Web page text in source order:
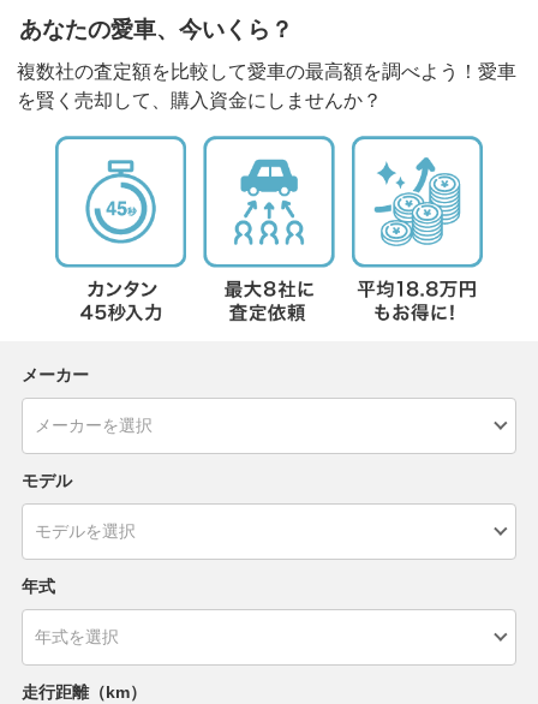
あなたの愛車、今いくら？
複数社の査定額を比較して愛車の最高額を調べよう！愛車
を賢く売却して、購入資金にしませんか？
メーカー
モデル
年式
走行距離（km）